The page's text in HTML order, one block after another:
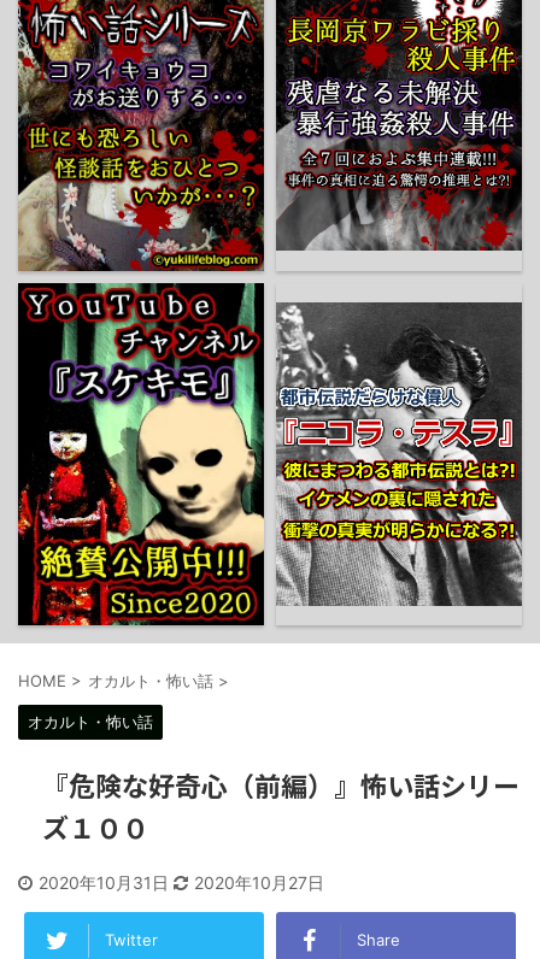
HOME > オカルト・怖い話 >
オカルト・怖い話
『危険な好奇心（前編）』怖い話シリー
ズ１００
2020年10月31日 2020年10月27日
Twitter Share